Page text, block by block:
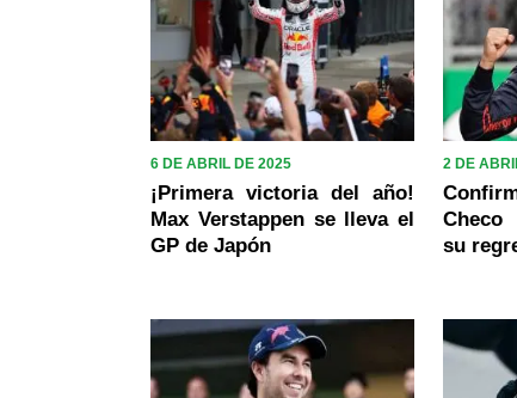
6 DE ABRIL DE 2025
¡Primera victoria del año!
Max Verstappen se lleva el
GP de Japón
2 DE
Checo
su